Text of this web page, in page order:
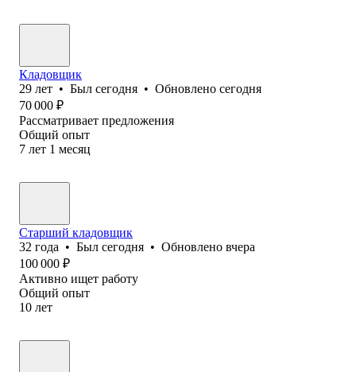
Кладовщик
29 лет • Был сегодня • Обновлено сегодня
70 000 ₽
Рассматривает предложения
Общий опыт
7 лет 1 месяц
Старший кладовщик
32 года • Был сегодня • Обновлено вчера
100 000 ₽
Активно ищет работу
Общий опыт
10 лет